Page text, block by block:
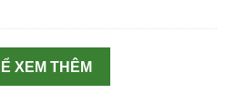
XEM THÊM